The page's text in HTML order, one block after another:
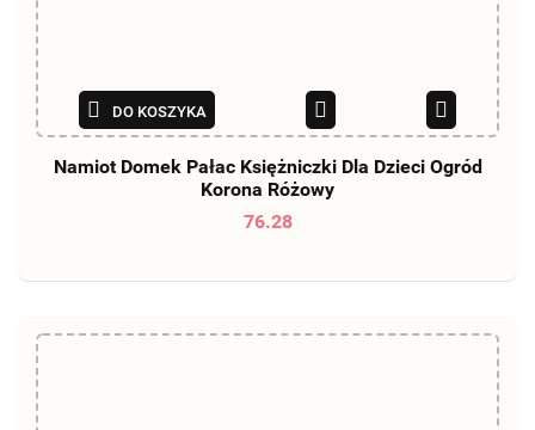
DO KOSZYKA
Namiot Domek Pałac Księżniczki Dla Dzieci Ogród
Korona Różowy
76.28